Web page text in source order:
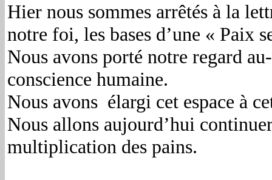
Hier nous sommes arrêtés à la
notre foi, les bases d’une « Paix
Nous avons porté notre regard
conscience humaine.
Nous avons élargi cet espace à
Nous allons aujourd’hui
multiplication des pains.